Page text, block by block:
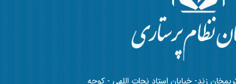
زند- خیابان استاد نجات اللهی - کوچه